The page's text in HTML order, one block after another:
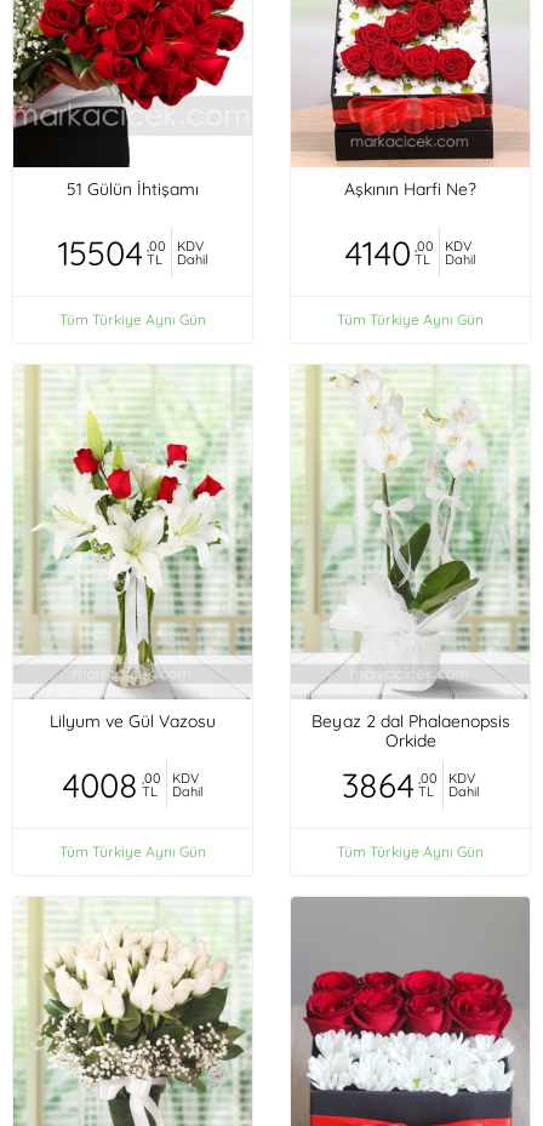
51 Gülün İhtişamı
15504 ,00
TL
KDV
Dahil
Tüm Türkiye Aynı Gün
Aşkının Harfi Ne?
4140 ,00
TL
KDV
Dahil
Tüm Türkiye Aynı Gün
Lilyum ve Gül Vazosu
4008 ,00
TL
KDV
Dahil
Tüm Türkiye Aynı Gün
Beyaz 2 dal Phalaenopsis
Orkide
3864 ,00
TL
KDV
Dahil
Tüm Türkiye Aynı Gün